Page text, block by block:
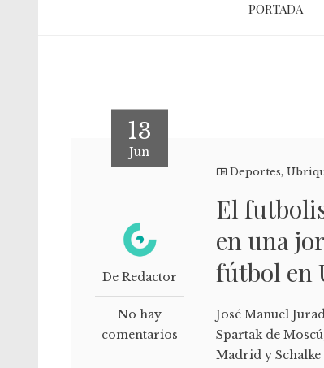
PORTADA
13
Jun
De Redactor
No hay
comentarios
Deportes,
El
en una
fútbol en
José Manuel
Spartak de
Madrid y